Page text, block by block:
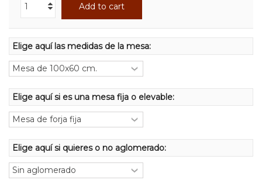
Add to cart
Elige aquí las medidas de la mesa:
Elige aquí si es una mesa fija o elevable:
Elige aquí si quieres o no aglomerado: